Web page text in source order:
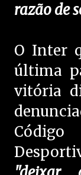
razão de
O Inter
última
vitória
Código